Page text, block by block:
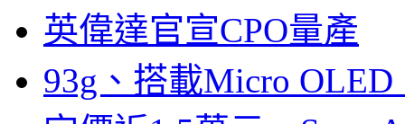
英偉達官宣CPO量產
93g、搭載Micro